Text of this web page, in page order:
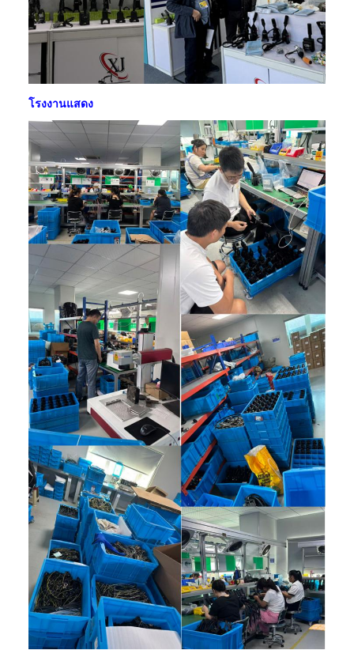
โรงงานแสดง